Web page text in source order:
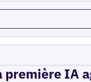
première IA